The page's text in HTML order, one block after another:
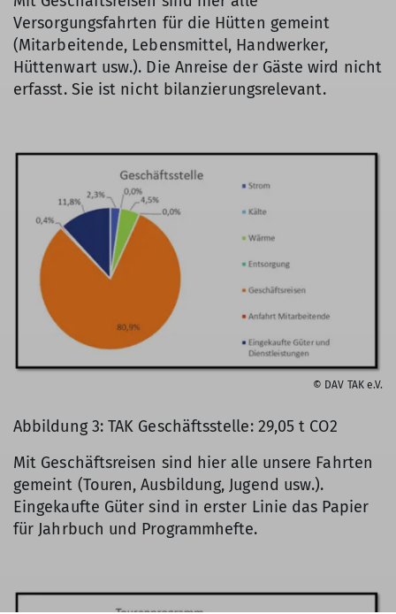
Versorgungsfahrten für die Hütten gemeint
(Mitarbeitende, Lebensmittel, Handwerker,
Hüttenwart usw.). Die Anreise der Gäste wird nicht
erfasst. Sie ist nicht bilanzierungsrelevant.
© DAV TAK e.V.
Abbildung 3: TAK Geschäftsstelle: 29,05 t CO2
Mit Geschäftsreisen sind hier alle unsere Fahrten
gemeint (Touren, Ausbildung, Jugend usw.).
Eingekaufte Güter sind in erster Linie das Papier
für Jahrbuch und Programmhefte.